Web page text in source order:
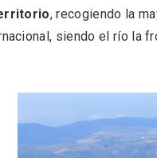
, recogiendo la
siendo el río la